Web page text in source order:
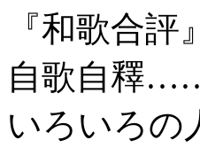
『和歌
自歌自
いろい